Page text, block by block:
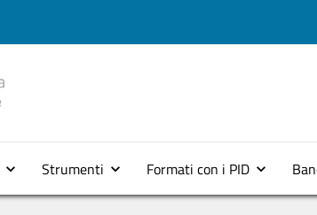
Strumenti Formati con i PID